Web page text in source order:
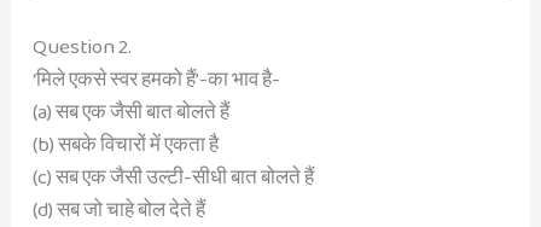
Question 2.
‘मिले एकसे स्वर हमको हैं’-का भाव है-
(a) सब एक जैसी बात बोलते हैं
(b) सबके विचारों में एकता है
(c) सब एक जैसी उल्टी-सीधी बात बोलते हैं
(d) सब जो चाहे बोल देते हैं